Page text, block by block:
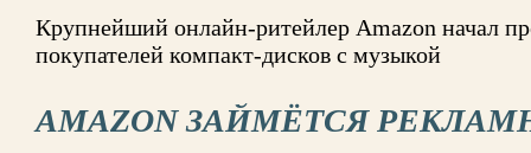
Крупнейший онлайн-ритейлер Amazon начал
покупателей компакт-дисков с музыкой
AMAZON ЗАЙМЁТСЯ